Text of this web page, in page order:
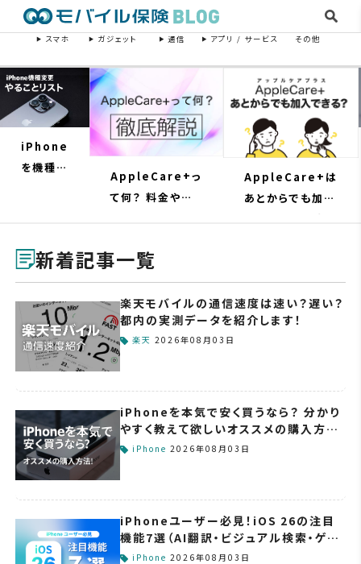
スマホ ガジェット 通信 アプリ / サービス その他
iPhone
を機種変
ト！ 簡単
なデータ
法や引き
継ぎが必
要なアプ
介！
AppleCare+っ
て何？ 料金や期
か徹底的に解説
します！
AppleCare+は
あとからでも加入
できる？ 加入方
わりに使える補償
サービスを紹介し
ます！
新着記事一覧
楽天モバイルの通信速度は速い？遅い？
都内の実測データを紹介します！
楽天 2026年08月03日
iPhoneを本気で安く買うなら？ 分かり
やすく教えて欲しいオススメの購入方法
！ iPhone 2026年08月03日
iPhoneユーザー必見！iOS 26の注目
機能7選（AI翻訳・ビジュアル検索・ゲー
ム統合など）
iPhone 2026年08月03日